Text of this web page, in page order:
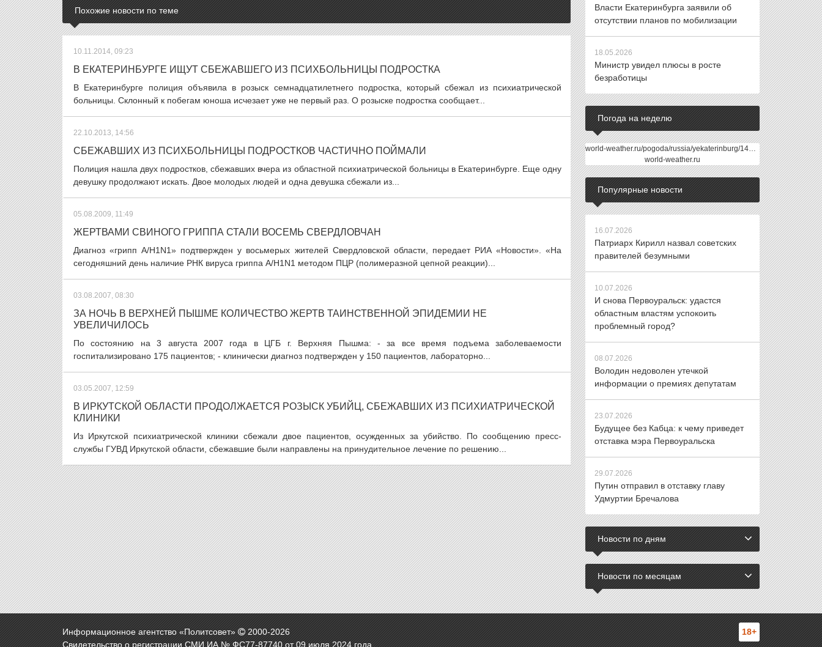
Похожие новости по теме
10.11.2014, 09:23
В ЕКАТЕРИНБУРГЕ ИЩУТ СБЕЖАВШЕГО ИЗ ПСИХБОЛЬНИЦЫ ПОДРОСТКА
В Екатеринбурге полиция объявила в розыск семнадцатилетнего подростка, который сбежал из психиатрической
больницы. Склонный к побегам юноша исчезает уже не первый раз. О розыске подростка сообщает...
22.10.2013, 14:56
СБЕЖАВШИХ ИЗ ПСИХБОЛЬНИЦЫ ПОДРОСТКОВ ЧАСТИЧНО ПОЙМАЛИ
Полиция нашла двух подростков, сбежавших вчера из областной психиатрической больницы в Екатеринбурге. Еще одну
девушку продолжают искать. Двое молодых людей и одна девушка сбежали из...
05.08.2009, 11:49
ЖЕРТВАМИ СВИНОГО ГРИППА СТАЛИ ВОСЕМЬ СВЕРДЛОВЧАН
Диагноз «грипп A/H1N1» подтвержден у восьмерых жителей Свердловской области, передает РИА «Новости». «На
сегодняшний день наличие РНК вируса гриппа A/H1N1 методом ПЦР (полимеразной цепной реакции)...
03.08.2007, 08:30
ЗА НОЧЬ В ВЕРХНЕЙ ПЫШМЕ КОЛИЧЕСТВО ЖЕРТВ ТАИНСТВЕННОЙ ЭПИДЕМИИ НЕ
УВЕЛИЧИЛОСЬ
По состоянию на 3 августа 2007 года в ЦГБ г. Верхняя Пышма: - за все время подъема заболеваемости
госпитализировано 175 пациентов; - клинически диагноз подтвержден у 150 пациентов, лабораторно...
03.05.2007, 12:59
В ИРКУТСКОЙ ОБЛАСТИ ПРОДОЛЖАЕТСЯ РОЗЫСК УБИЙЦ, СБЕЖАВШИХ ИЗ ПСИХИАТРИЧЕСКОЙ
КЛИНИКИ
Из Иркутской психиатрической клиники сбежали двое пациентов, осужденных за убийство. По сообщению пресс-
службы ГУВД Иркутской области, сбежавшие были направлены на принудительное лечение по решению...
Власти Екатеринбурга заявили об
отсутствии планов по мобилизации
18.05.2026
Министр увидел плюсы в росте
безработицы
Погода на неделю
world-weather.ru/pogoda/russia/yekaterinburg/14days/
world-weather.ru
Популярные новости
16.07.2026
Патриарх Кирилл назвал советских
правителей безумными
10.07.2026
И снова Первоуральск: удастся
областным властям успокоить
проблемный город?
08.07.2026
Володин недоволен утечкой
информации о премиях депутатам
23.07.2026
Будущее без Кабца: к чему приведет
отставка мэра Первоуральска
29.07.2026
Путин отправил в отставку главу
Удмуртии Бречалова
Новости по дням
Новости по месяцам
Информационное агентство «Политсовет» 2000-2026
Свидетельство о регистрации СМИ ИА № ФС77-87740 от 09 июля 2024 года.
18+